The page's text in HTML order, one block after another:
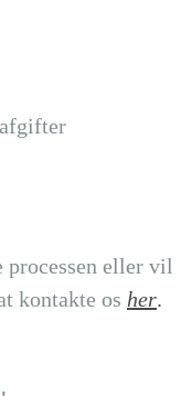
processen eller vil
kontakte os her.